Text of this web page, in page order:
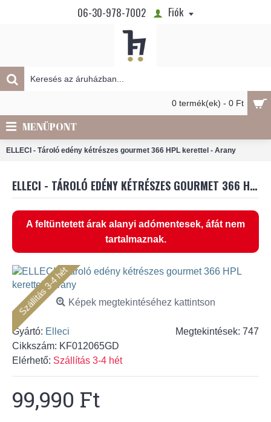
06-30-978-7002 Fiók
0 termék(ek) - 0 Ft
MENÜPONT
ELLECI - Tároló edény kétrészes gourmet 366 HPL kerettel - Arany
ELLECI - TÁROLÓ EDÉNY KÉTRÉSZES GOURMET 366 HPL KERETTEL - ARANY
A feltüntetett árak alanyi adómentesek, áfát nem
tartalmaznak.
Szállítás 3-4 hétKépek megtekintéséhez kattintson
Megtekintések: 747
Gyártó: Elleci
Cikkszám: KF012065GD
Elérhető: Szállítás 3-4 hét
99,990 Ft